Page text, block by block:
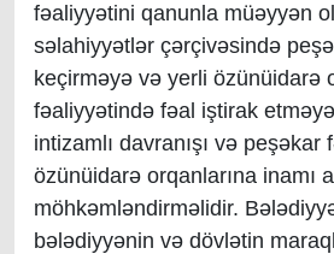
fəaliyyətini qanunla müəyyən
səlahiyyətlər çərçivəsində
keçirməyə və yerli özünüidarə
fəaliyyətində fəal iştirak
intizamlı davranışı və
özünüidarə orqanlarına inamı
möhkəmləndirməlidir.
bələdiyyənin və dövlətin